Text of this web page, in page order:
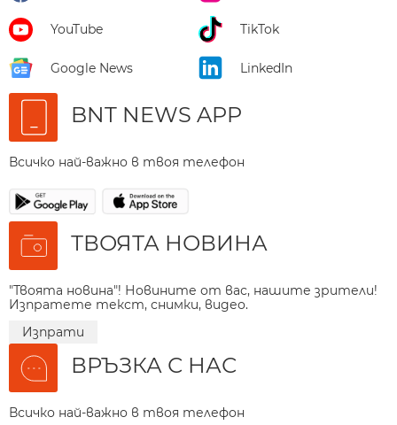
YouTube TikTok
Google News LinkedIn
BNT NEWS APP
Всичко най-важно в твоя телефон
ТВОЯТА НОВИНА
"Твоята новина"! Новините от вас, нашите зрители!
Изпратете текст, снимки, видео.
Изпрати
ВРЪЗКА С НАС
Всичко най-важно в твоя телефон